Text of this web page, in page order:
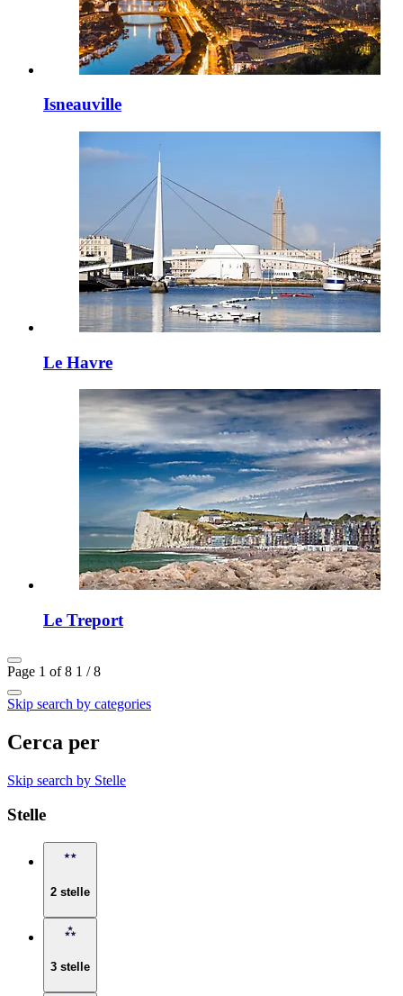
Isneauville
Le Havre
Le Treport
Page 1 of 8 1 / 8
Skip search by categories
Cerca per
Skip search by Stelle
Stelle
2 stelle
3 stelle